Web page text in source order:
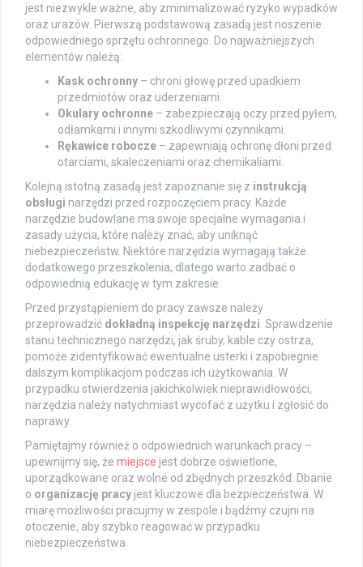
jest niezwykle ważne, aby zminimalizować ryzyko wypadków
oraz urazów. Pierwszą podstawową zasadą jest noszenie
odpowiedniego sprzętu ochronnego. Do najważniejszych
elementów należą:
Kask ochronny – chroni głowę przed upadkiem
przedmiotów oraz uderzeniami.
Okulary ochronne – zabezpieczają oczy przed pyłem,
odłamkami i innymi szkodliwymi czynnikami.
Rękawice robocze – zapewniają ochronę dłoni przed
otarciami, skaleczeniami oraz chemikaliami.
Kolejną istotną zasadą jest zapoznanie się z instrukcją
obsługi narzędzi przed rozpoczęciem pracy. Każde
narzędzie budowlane ma swoje specjalne wymagania i
zasady użycia, które należy znać, aby uniknąć
niebezpieczeństw. Niektóre narzędzia wymagają także
dodatkowego przeszkolenia, dlatego warto zadbać o
odpowiednią edukację w tym zakresie.
Przed przystąpieniem do pracy zawsze należy
przeprowadzić dokładną inspekcję narzędzi . Sprawdzenie
stanu technicznego narzędzi, jak śruby, kable czy ostrza,
pomoże zidentyfikować ewentualne usterki i zapobiegnie
dalszym komplikacjom podczas ich użytkowania. W
przypadku stwierdzenia jakichkolwiek nieprawidłowości,
narzędzia należy natychmiast wycofać z użytku i zgłosić do
naprawy.
Pamiętajmy również o odpowiednich warunkach pracy –
upewnijmy się, że miejsce jest dobrze oświetlone,
uporządkowane oraz wolne od zbędnych przeszkód. Dbanie
o organizację pracy jest kluczowe dla bezpieczeństwa. W
miarę możliwości pracujmy w zespole i bądźmy czujni na
otoczenie, aby szybko reagować w przypadku
niebezpieczeństwa.